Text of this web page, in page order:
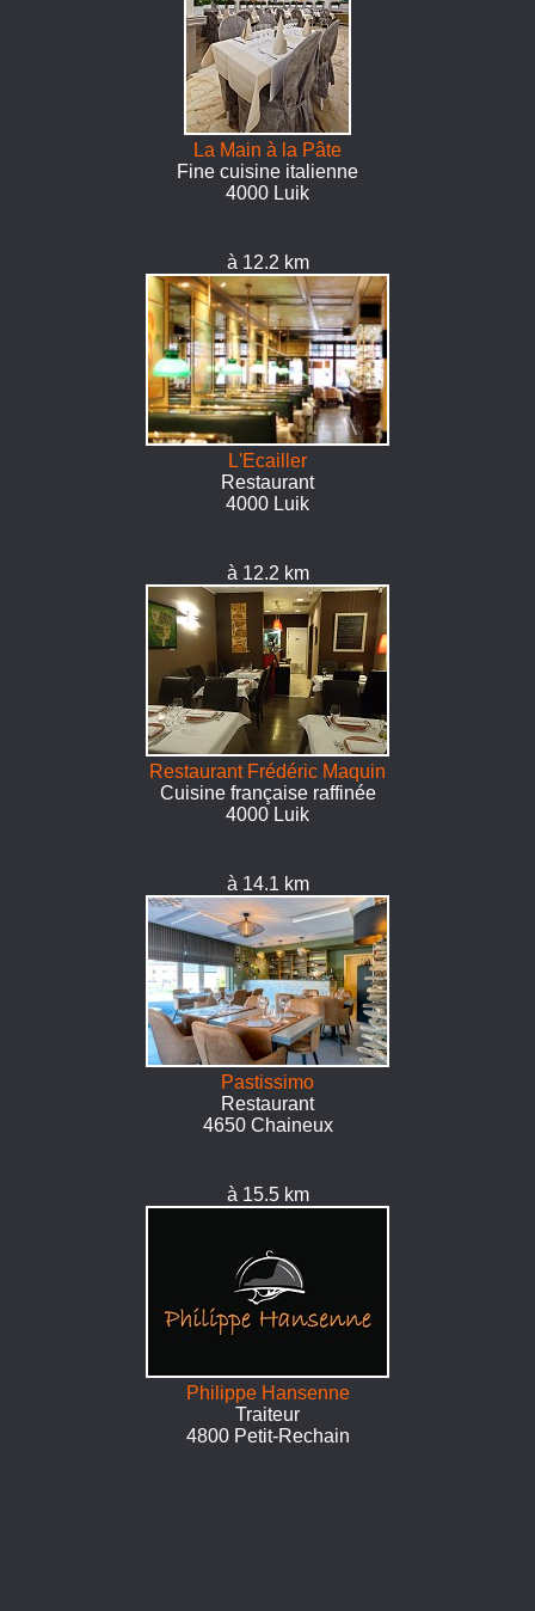
La Main à la Pâte
Fine cuisine italienne
4000 Luik
à 12.2 km
L'Ecailler
Restaurant
4000 Luik
à 12.2 km
Restaurant Frédéric Maquin
Cuisine française raffinée
4000 Luik
à 14.1 km
Pastissimo
Restaurant
4650 Chaineux
à 15.5 km
Philippe Hansenne
Traiteur
4800 Petit-Rechain